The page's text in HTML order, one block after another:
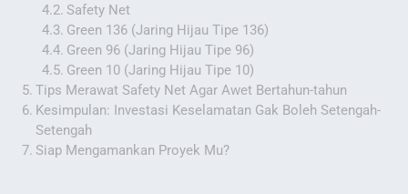
Safety Net
Green 136 (Jaring Hijau Tipe 136)
Green 96 (Jaring Hijau Tipe 96)
Green 10 (Jaring Hijau Tipe 10)
Tips Merawat Safety Net Agar Awet Bertahun-tahun
Kesimpulan: Investasi Keselamatan Gak Boleh Setengah-
Setengah
Siap Mengamankan Proyek Mu?